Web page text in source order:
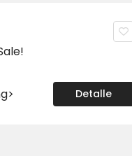
Detalle